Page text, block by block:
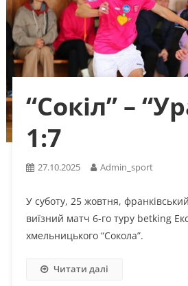
“Сокіл” –
1:7
27.10.2025 Admin_sport
У суботу, 25 жовтня,
виїзний матч 6-го туру betking
хмельницького “Сокола”.
Читати далі